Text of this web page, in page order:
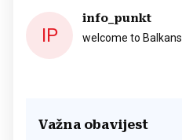
IP
info_punkt
welcome to Balkans
Važna obavijest